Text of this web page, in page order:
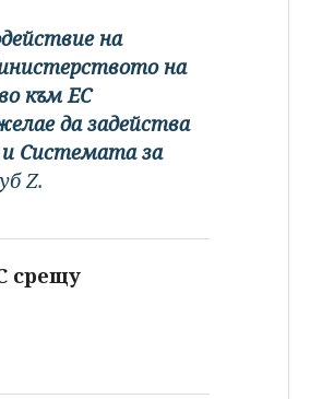
на
на
към ЕС
да задейства
Системата за
Z.
срещу